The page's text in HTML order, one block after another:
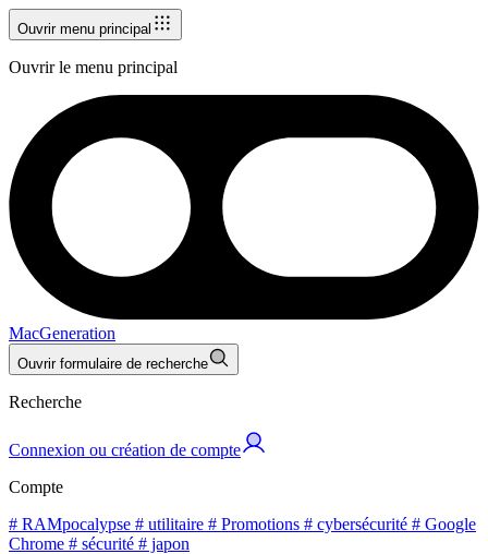
Ouvrir menu principal
Ouvrir le menu principal
MacGeneration
Ouvrir formulaire de recherche
Recherche
Connexion ou création de compte
Compte
# RAMpocalypse # utilitaire # Promotions # cybersécurité # Google
Chrome # sécurité # japon